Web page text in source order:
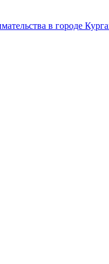
в городе